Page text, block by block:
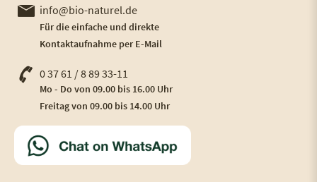
info@bio-naturel.de
Für die einfache und direkte
Kontaktaufnahme per E-Mail
0 37 61 / 8 89 33-11
Mo - Do von 09.00 bis 16.00 Uhr
Freitag von 09.00 bis 14.00 Uhr